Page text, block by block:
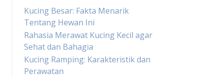
Kucing Besar: Fakta Menarik
Tentang Hewan Ini
Rahasia Merawat Kucing Kecil agar
Sehat dan Bahagia
Kucing Ramping: Karakteristik dan
Perawatan